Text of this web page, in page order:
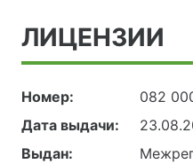
ЛИЦЕНЗИИ
Номер:
082
Дата выдачи:
Выдан: